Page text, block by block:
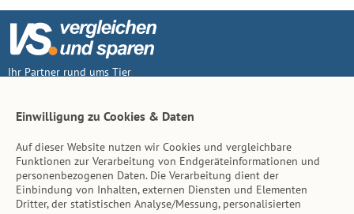
Ihr Partner rund ums Tier
Inhalt
Tierarzt-Suche
Einwilligung zu Cookies & Daten
Auf dieser Website nutzen wir Cookies und vergleichbare
Funktionen zur Verarbeitung von Endgeräteinformationen und
personenbezogenen Daten. Die Verarbeitung dient der
Einbindung von Inhalten, externen Diensten und Elementen
Dritter, der statistischen Analyse/Messung, personalisierten